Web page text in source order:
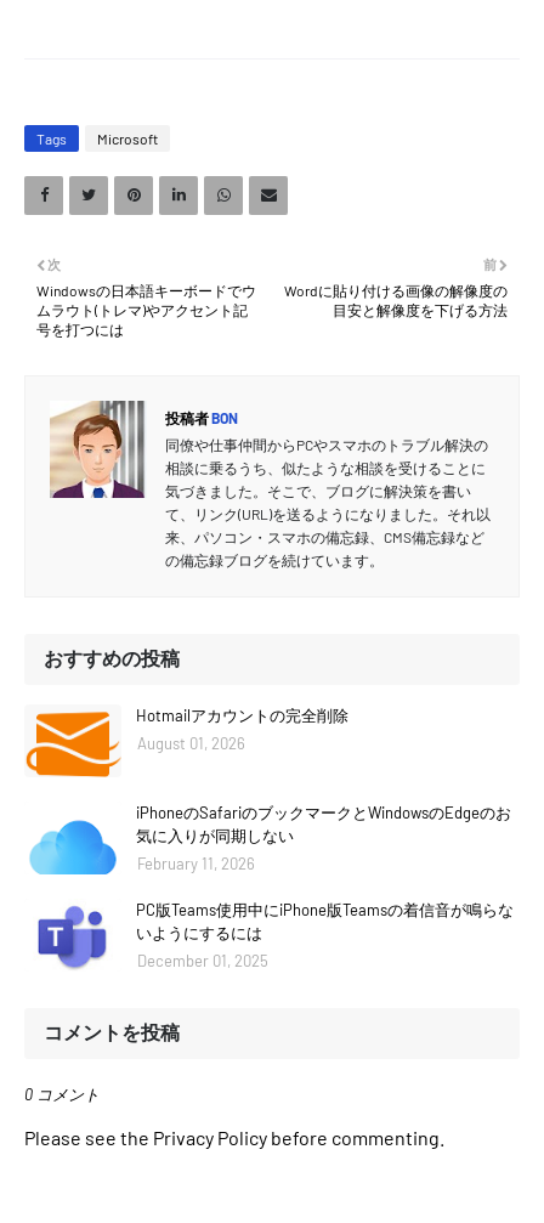
Tags Microsoft
前
Wordに貼り付ける画像の解像度の
目安と解像度を下げる方法
次
Windowsの日本語キーボードでウ
ムラウト(トレマ)やアクセント記
号を打つには
投稿者BON
同僚や仕事仲間からPCやスマホのトラブル解決の
相談に乗るうち、似たような相談を受けることに
気づきました。そこで、ブログに解決策を書い
て、リンク(URL)を送るようになりました。それ以
来、パソコン・スマホの備忘録、CMS備忘録など
の備忘録ブログを続けています。
おすすめの投稿
Hotmailアカウントの完全削除
August 01, 2026
iPhoneのSafariのブックマークとWindowsのEdgeのお
気に入りが同期しない
February 11, 2026
PC版Teams使用中にiPhone版Teamsの着信音が鳴らな
いようにするには
December 01, 2025
コメントを投稿
0 コメント
Please see the Privacy Policy before commenting.